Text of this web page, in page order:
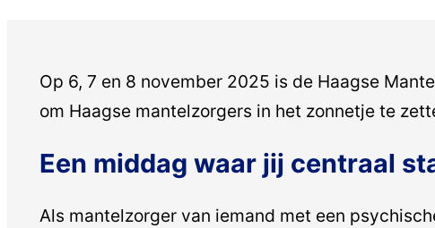
Op 6, 7 en 8 november 2025 is de Haagse
om Haagse mantelzorgers in het zonnetje te
Een middag waar jij centraal
Als mantelzorger van iemand met een